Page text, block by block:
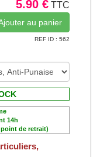
5.90 € TTC
REF ID : 562
14h
de retrait)